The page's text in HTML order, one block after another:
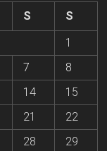
S
S
1
7
8
14
15
21
22
28
29